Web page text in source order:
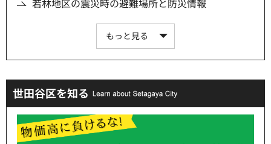
もっと見る
世田谷区を知る